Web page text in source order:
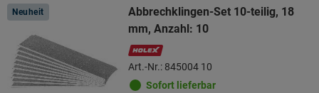
Neuheit
Abbrechklingen-Set 10-teilig, 18
mm, Anzahl: 10
Art.-Nr.: 845004 10
Sofort lieferbar